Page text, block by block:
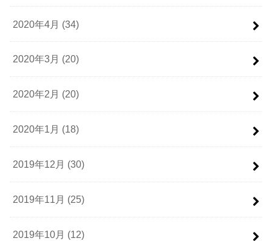
2020年4月 (34)
2020年3月 (20)
2020年2月 (20)
2020年1月 (18)
2019年12月 (30)
2019年11月 (25)
2019年10月 (12)